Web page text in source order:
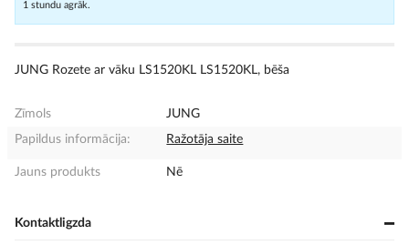
1 stundu agrāk.
JUNG Rozete ar vāku LS1520KL LS1520KL, bēša
Zīmols
JUNG
Papildus informācija:
Ražotāja saite
Jauns produkts Nē
Kontaktligzda